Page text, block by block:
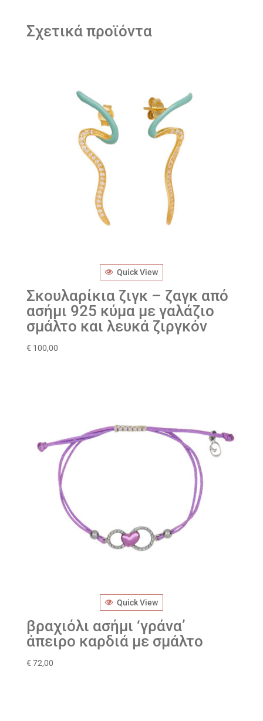
Σχετικά προϊόντα
Quick View
Σκουλαρίκια ζιγκ – ζαγκ από
ασήμι 925 κύμα με γαλάζιο
σμάλτο και λευκά ζιργκόν
€ 100,00
Quick View
βραχιόλι ασήμι ‘γράνα’
άπειρο καρδιά με σμάλτο
€ 72,00